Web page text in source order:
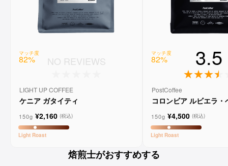
マッチ度
82% NO REVIEWS
LIGHT UP COFFEE
ケニア ガタイティ
150g ¥2,160 (税込)
Light Roast
マッチ度
82% 3.5
PostCoffee
コロンビア ルビエラ・
150g ¥4,500 (税込)
Light Roast
焙煎士がおすすめする